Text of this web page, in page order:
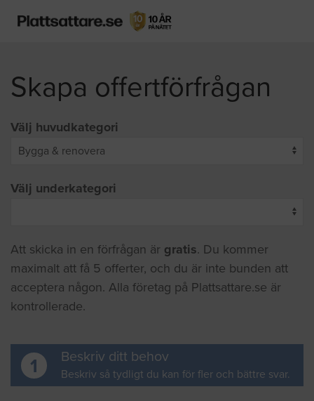
Skapa offertförfrågan
Välj huvudkategori
Välj underkategori
Att skicka in en förfrågan är gratis. Du kommer
maximalt att få 5 offerter, och du är inte bunden att
acceptera någon. Alla företag på Plattsattare.se är
kontrollerade.
1 Beskriv ditt behov
Beskriv så tydligt du kan för fler och bättre svar.